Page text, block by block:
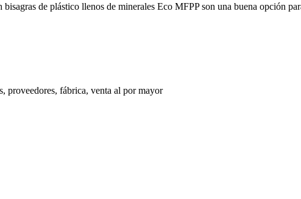
de plástico llenos de minerales Eco MFPP son una buena opción
proveedores, fábrica, venta al por mayor